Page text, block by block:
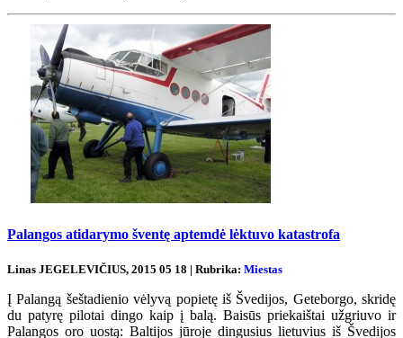
Palangos atidarymo šventę aptemdė lėktuvo katastrofa
Linas JEGELEVIČIUS, 2015 05 18 | Rubrika: Miestas
Į Palangą šeštadienio vėlyvą popietę iš Švedijos, Geteborgo, skridę
du patyrę pilotai dingo kaip į balą. Baisūs priekaištai užgriuvo ir
Palangos oro uostą: Baltijos jūroje dingusius lietuvius iš Švedijos